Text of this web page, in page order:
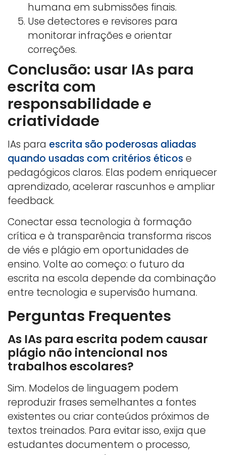
humana em submissões finais.
Use detectores e revisores para
monitorar infrações e orientar
correções.
Conclusão: usar IAs para
escrita com
responsabilidade e
criatividade
IAs para escrita são poderosas aliadas
quando usadas com critérios éticose
pedagógicos claros. Elas podem enriquecer
aprendizado, acelerar rascunhos e ampliar
feedback.
Conectar essa tecnologia à formação
crítica e à transparência transforma riscos
de viés e plágio em oportunidades de
ensino. Volte ao começo: o futuro da
escrita na escola depende da combinação
entre tecnologia e supervisão humana.
Perguntas Frequentes
As IAs para escrita podem causar
plágio não intencional nos
trabalhos escolares?
Sim. Modelos de linguagem podem
reproduzir frases semelhantes a fontes
existentes ou criar conteúdos próximos de
textos treinados. Para evitar isso, exija que
estudantes documentem o processo,